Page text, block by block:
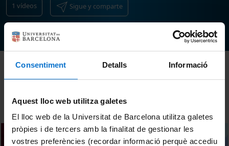
Consentiment Detalls Informació
Aquest lloc web utilitza galetes
El lloc web de la Universitat de Barcelona utilitza galetes
pròpies i de tercers amb la finalitat de gestionar les
vostres preferències (recordar informació perquè accediu
1 vídeos Sigue y comparte
Ordenar